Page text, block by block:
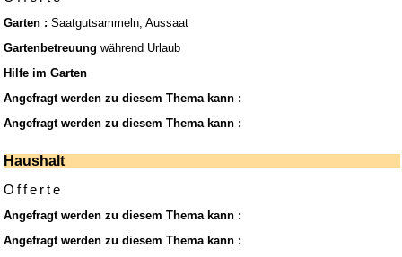
Garten : Saatgutsammeln, Aussaat
Gartenbetreuung während Urlaub
Hilfe im Garten
Angefragt werden zu diesem Thema kann :
Angefragt werden zu diesem Thema kann :
Haushalt
Offerte
Angefragt werden zu diesem Thema kann :
Angefragt werden zu diesem Thema kann :